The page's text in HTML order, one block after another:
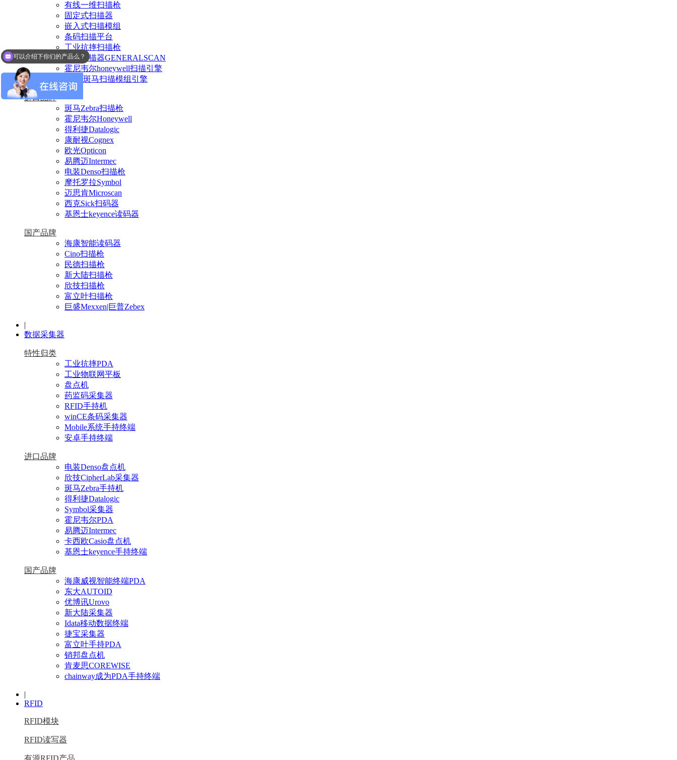
有线一维扫描枪
固定式扫描器
嵌入式扫描模组
条码扫描平台
工业抗摔扫描枪
指环扫描器GENERALSCAN
霍尼韦尔honeywell扫描引擎
Zebra斑马扫描模组引擎
进口品牌
斑马Zebra扫描枪
霍尼韦尔Honeywell
得利捷Datalogic
康耐视Cognex
欧光Opticon
易腾迈Intermec
电装Denso扫描枪
摩托罗拉Symbol
迈思肯Microscan
西克Sick扫码器
基恩士keyence读码器
国产品牌
海康智能读码器
Cino扫描枪
民德扫描枪
新大陆扫描枪
欣技扫描枪
富立叶扫描枪
巨盛Mexxen|巨普Zebex
|
数据采集器
特性归类
工业抗摔PDA
工业物联网平板
盘点机
药监码采集器
RFID手持机
winCE条码采集器
Mobile系统手持终端
安卓手持终端
进口品牌
电装Denso盘点机
欣技CipherLab采集器
斑马Zebra手持机
得利捷Datalogic
Symbol采集器
霍尼韦尔PDA
易腾迈Intermec
卡西欧Casio盘点机
基恩士keyence手持终端
国产品牌
海康威视智能终端PDA
东大AUTOID
优博讯Urovo
新大陆采集器
Idata移动数据终端
捷宝采集器
富立叶手持PDA
销邦盘点机
肯麦思COREWISE
chainway成为PDA手持终端
|
RFID
RFID模块
RFID读写器
有源RFID产品
可以介绍下你们的产品么？